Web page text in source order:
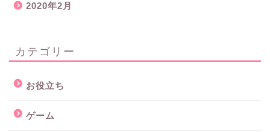
2020年2月
カテゴリー
お役立ち
ゲーム